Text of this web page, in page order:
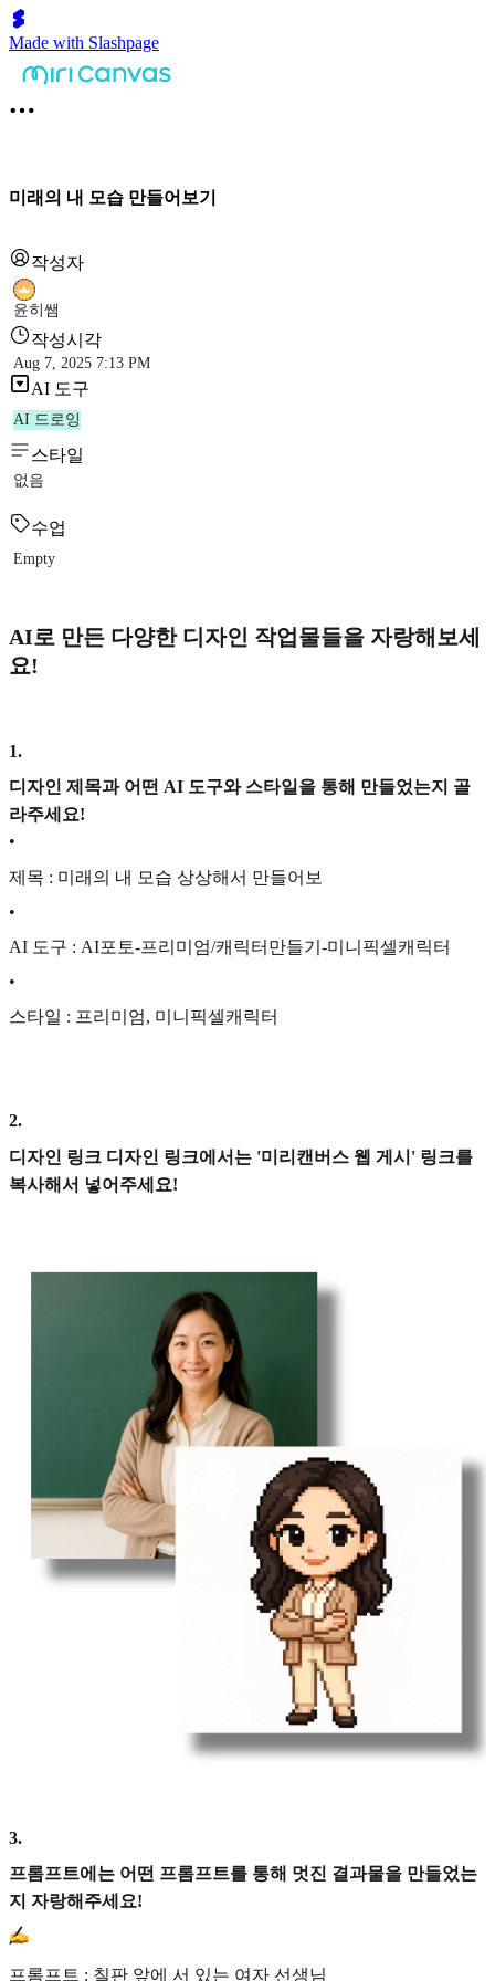
Made with Slashpage
미래의 내 모습 만들어보기
작성자
윤히쌤
작성시각
Aug 7, 2025 7:13 PM
AI 도구
AI 드로잉
스타일
없음
수업
Empty
AI로 만든 다양한 디자인 작업물들을 자랑해보세
요!
1.
디자인 제목과 어떤 AI 도구와 스타일을 통해 만들었는지 골
라주세요!
•
제목 : 미래의 내 모습 상상해서 만들어보
•
AI 도구 : AI포토-프리미엄/캐릭터만들기-미니픽셀캐릭터
•
스타일 : 프리미엄, 미니픽셀캐릭터
2.
디자인 링크 디자인 링크에서는 '미리캔버스 웹 게시' 링크를
복사해서 넣어주세요!
3.
프롬프트에는 어떤 프롬프트를 통해 멋진 결과물을 만들었는
지 자랑해주세요!
프롬프트 : 칠판 앞에 서 있는 여자 선생님